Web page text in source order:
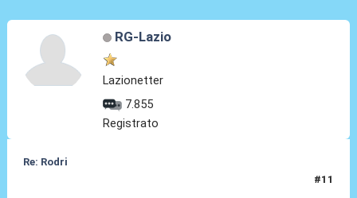
RG-Lazio
Lazionetter
7.855
Registrato
Re: Rodri
#11